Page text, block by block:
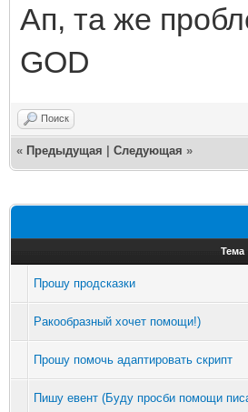
Ап, та же
GOD
Поиск
« Предыдущая Следующая »
Тема
Прошу продсказки
Ракообразный хочет помощи!)
Прошу помочь адаптировать скрипт
Пишу евент (Буду просби помощи